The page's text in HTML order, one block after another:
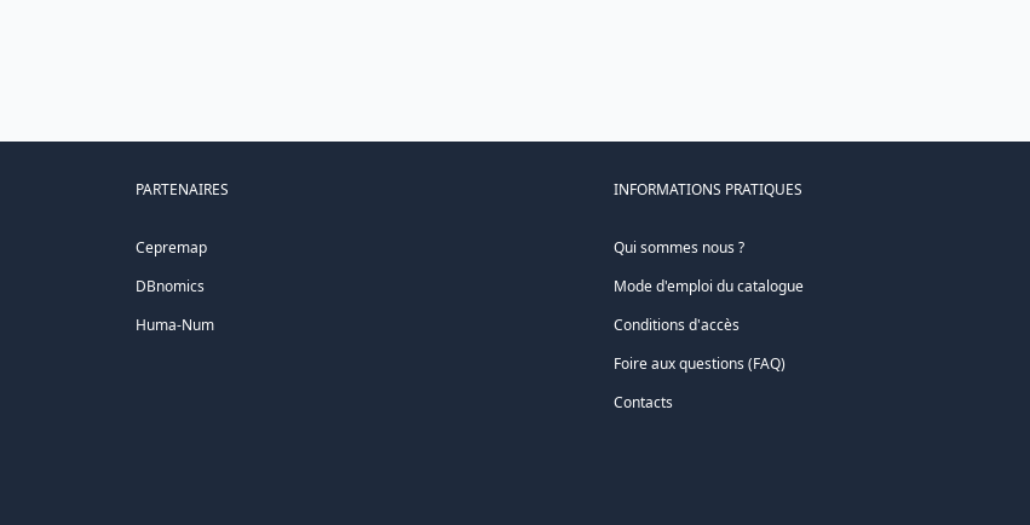
PARTENAIRES
Cepremap
DBnomics
Huma-Num
INFORMATIONS PRATIQUES
Qui sommes nous ?
Mode d'emploi du catalogue
Conditions d'accès
Foire aux questions (FAQ)
Contacts